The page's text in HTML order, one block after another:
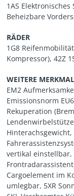
1AS
Beheizbare
RÄDER
1G8
Kompressor), 42Z
WEITERE
EM2
Emissionsnorm
Rekuperation
vertikal einstellbar,
Cargoelement im
umlegbar, 5XR